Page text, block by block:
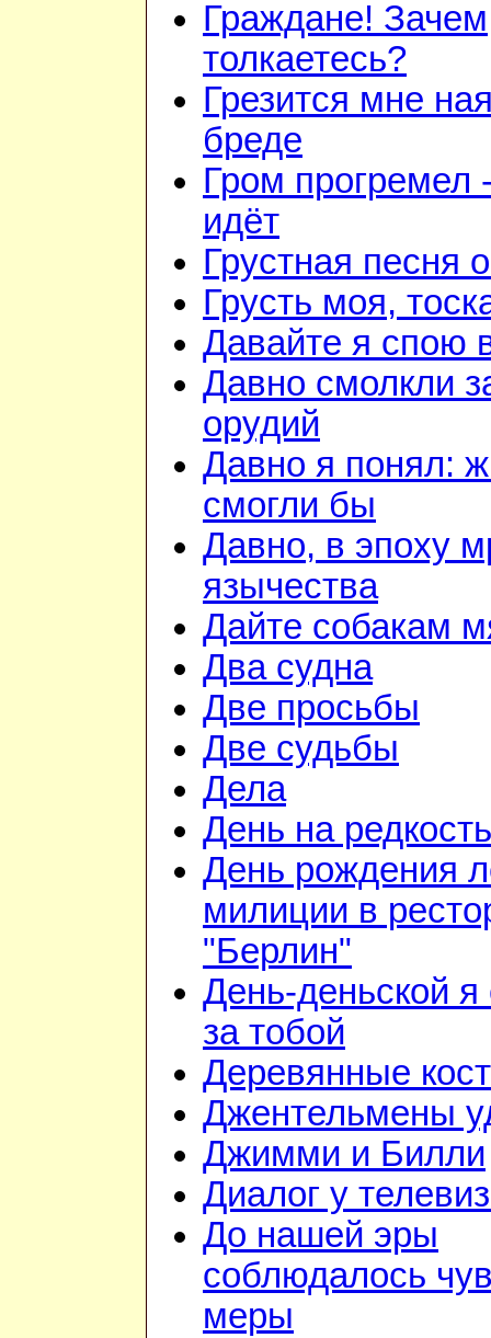
Граждане! Зачем
толкаетесь?
Грезится мне
бреде
Гром прогремел
идёт
Грустная песня
Грусть моя,
Давайте я спою
Давно смолкли
орудий
Давно я понял:
смогли бы
Давно, в эпоху
язычества
Дайте собакам
Два судна
Две просьбы
Две судьбы
Дела
День на редкость
День рождения
милиции в
"Берлин"
День-деньской я
за тобой
Деревянные
Джентельмены
Джимми и Билли
Диалог у
До нашей эры
соблюдалось
меры